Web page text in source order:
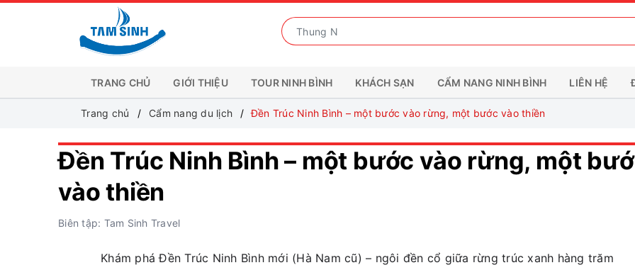
TRANG CHỦ GIỚI THIỆU TOUR NINH BÌNH KHÁCH SẠN CẨM NANG NINH BÌNH LIÊN HỆ
Trang chủ Cẩm nang du lịch Đền Trúc Ninh Bình – một bước vào rừng, một bước vào thiền
Đền Trúc Ninh Bình – một bước vào rừng, một
vào thiền
Biên tập: Tam Sinh Travel
Khám phá Đền Trúc Ninh Bình mới (Hà Nam cũ) – ngôi đền cổ giữa rừng trúc xanh hàng trăm